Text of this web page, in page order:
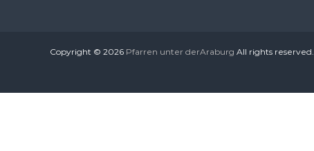
Copyright © 2026 Pfarren unter derAraburg All rights reserved.